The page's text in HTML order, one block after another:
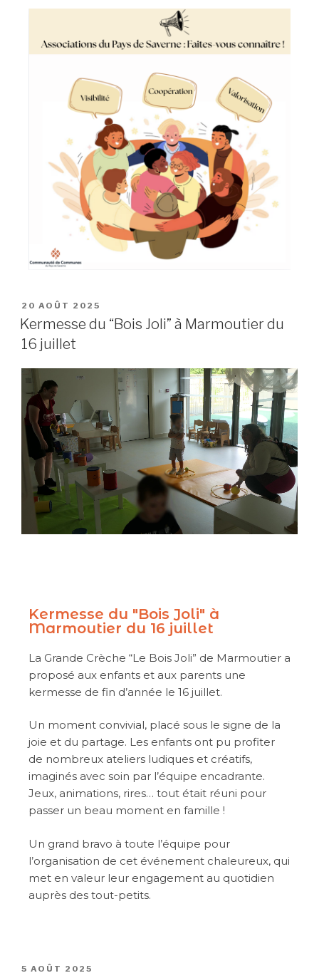
20 AOÛT 2025
Kermesse du “Bois Joli” à Marmoutier du
16 juillet
Kermesse du "Bois Joli" à
Marmoutier du 16 juillet
La Grande Crèche “Le Bois Joli” de Marmoutier a
proposé aux enfants et aux parents une
kermesse de fin d’année le 16 juillet.
Un moment convivial, placé sous le signe de la
joie et du partage. Les enfants ont pu profiter
de nombreux ateliers ludiques et créatifs,
imaginés avec soin par l’équipe encadrante.
Jeux, animations, rires… tout était réuni pour
passer un beau moment en famille !
Un grand bravo à toute l’équipe pour
l’organisation de cet événement chaleureux, qui
met en valeur leur engagement au quotidien
auprès des tout-petits.
5 AOÛT 2025